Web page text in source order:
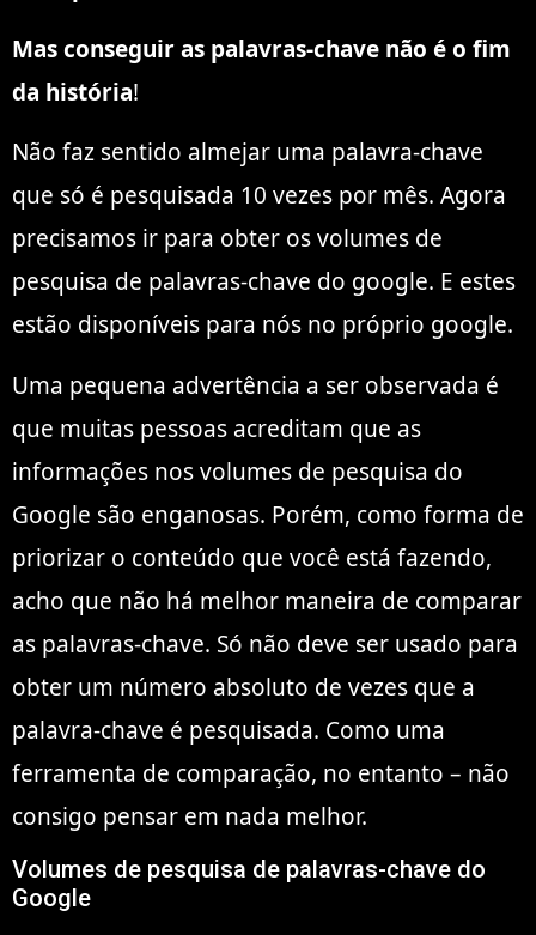
Mas conseguir as palavras-chave não é o fim
da história!
Não faz sentido almejar uma palavra-chave
que só é pesquisada 10 vezes por mês. Agora
precisamos ir para obter os volumes de
pesquisa de palavras-chave do google. E estes
estão disponíveis para nós no próprio google.
Uma pequena advertência a ser observada é
que muitas pessoas acreditam que as
informações nos volumes de pesquisa do
Google são enganosas. Porém, como forma de
priorizar o conteúdo que você está fazendo,
acho que não há melhor maneira de comparar
as palavras-chave. Só não deve ser usado para
obter um número absoluto de vezes que a
palavra-chave é pesquisada. Como uma
ferramenta de comparação, no entanto – não
consigo pensar em nada melhor.
Volumes de pesquisa de palavras-chave do
Google